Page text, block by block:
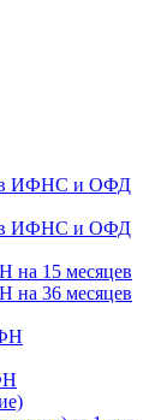
в ИФНС и ОФД
в ИФНС и ОФД
на 15 месяцев
на 36 месяцев